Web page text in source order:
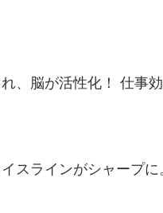
、脳が活性化！ 仕事
スラインがシャープ